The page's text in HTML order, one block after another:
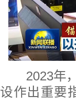
2023年，
设作出重要